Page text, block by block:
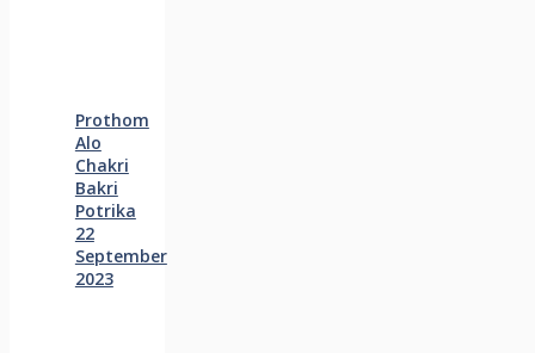
Prothom
Alo
Chakri
Bakri
Potrika
22
September
2023